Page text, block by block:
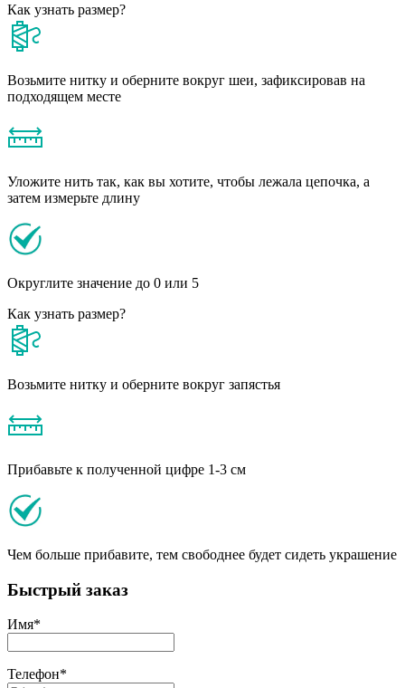
Как узнать размер?
Возьмите нитку и оберните вокруг шеи, зафиксировав на
подходящем месте
Уложите нить так, как вы хотите, чтобы лежала цепочка, а
затем измерьте длину
Округлите значение до 0 или 5
Как узнать размер?
Возьмите нитку и оберните вокруг запястья
Прибавьте к полученной цифре 1-3 см
Чем больше прибавите, тем свободнее будет сидеть украшение
Быстрый заказ
Имя*
Телефон*